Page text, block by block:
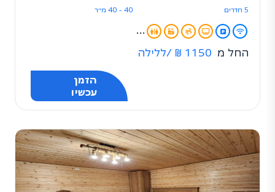
5 חדרים 40 - 40 מ״ר
...
החל מ 1150 ₪ /ללילה
הזמן
עכשיו